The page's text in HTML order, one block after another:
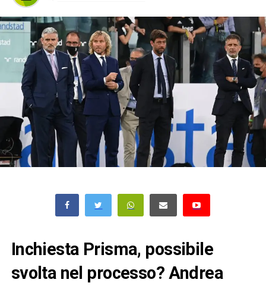
Inchiesta Prisma, possibile
svolta nel processo? Andrea